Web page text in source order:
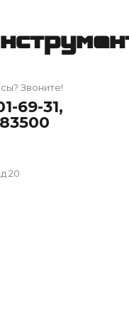
Звоните!
69-31,
20